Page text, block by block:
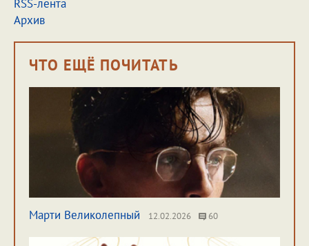
RSS-лента
Архив
ЧТО ЕЩЁ ПОЧИТАТЬ
Марти Великолепный 12.02.2026 60